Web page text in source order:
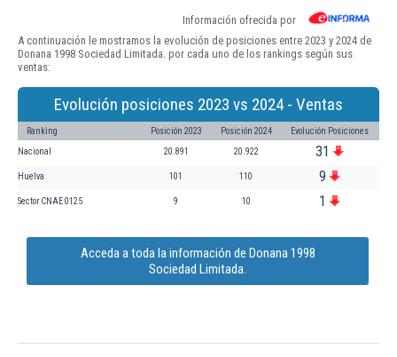
Información ofrecida por
A continuación le mostramos la evolución de posiciones entre 2023 y 2024 de
Donana 1998 Sociedad Limitada. por cada uno de los rankings según sus
ventas:
Evolución posiciones 2023 vs 2024 - Ventas
Ranking Posición 2023 Posición 2024 Evolución Posiciones
Nacional 20.891 20.922 31
Huelva 101 110 9
Sector CNAE 0125 9 10 1
Acceda a toda la información de Donana 1998
Sociedad Limitada.